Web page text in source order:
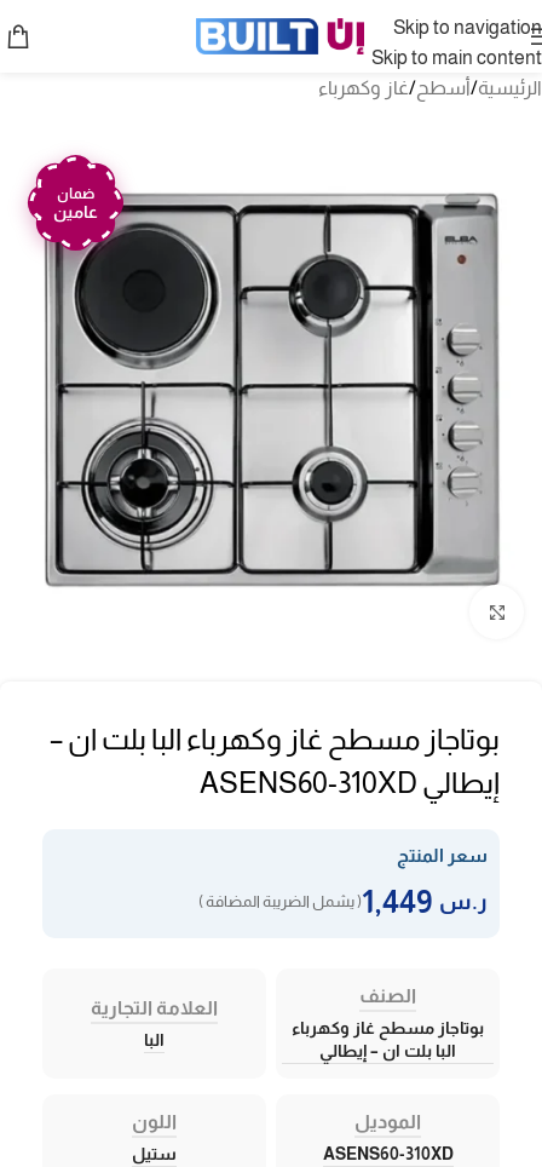
Skip to navigation
Skip to main content
الرئيسية/أسطح/غاز وكهرباء
ضمان
عامين
بوتاجاز مسطح غاز وكهرباء البا بلت ان –
إيطالي ASENS60-310XD
سعر المنتج
ر.س ( يشمل الضريبة المضافة )
الصنف
بوتاجاز مسطح غاز وكهرباء
البا بلت ان – إيطالي
العلامة التجارية
البا
الموديل
ASENS60-310XD
اللون
ستيل